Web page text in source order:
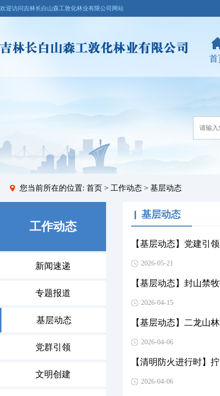
欢迎访问吉林长白山森工敦化林业有限公司网站
首
您当前所在的位置: 首页 > 工作动态 > 基层动态
工作动态
新闻速递
专题报道
基层动态
党群引领
文明创建
基层动态
【基层动态】党建引
2026-05-21
【基层动态】封山禁
2026-04-15
【基层动态】二龙山
2026-04-06
【清明防火进行时】
2026-04-06